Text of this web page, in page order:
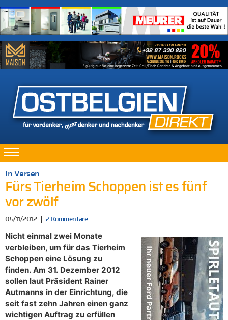
In Versen
Fürs Tierheim Schoppen ist es fünf
vor zwölf
05/11/2012 2 Kommentare
Nicht einmal zwei Monate
verbleiben, um für das Tierheim
Schoppen eine Lösung zu
finden. Am 31. Dezember 2012
sollen laut Präsident Rainer
Autmanns in der Einrichtung, die
seit fast zehn Jahren einen ganz
wichtigen Auftrag zu erfüllen